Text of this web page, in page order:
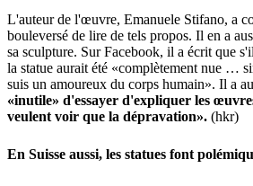
L'auteur de l'œuvre, Emanuele Stifano, a
bouleversé de lire de tels propos. Il en a
sa sculpture. Sur Facebook, il a écrit que
la statue aurait été «complètement nue …
suis un amoureux du corps humain». Il a
«inutile» d'essayer d'expliquer les
veulent voir que la dépravation». (hkr)
En Suisse aussi, les statues font